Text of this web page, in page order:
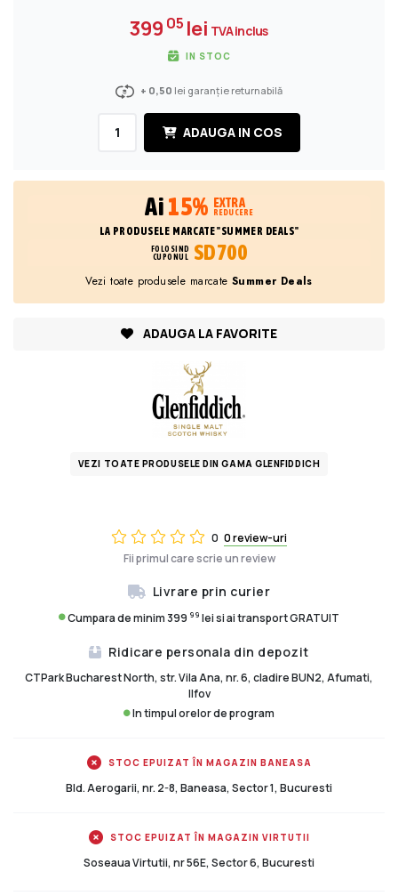
0 0 review-uri
Fii primul care scrie un review
Livrare prin curier
Cumpara de minim 399 99 lei si ai transport GRATUIT
Ridicare personala din depozit
CTPark Bucharest North, str. Vila Ana, nr. 6, cladire BUN2, Afumati,
Ilfov
In timpul orelor de program
STOC EPUIZAT ÎN MAGAZIN BANEASA
Bld. Aerogarii, nr. 2-8, Baneasa, Sector 1, Bucuresti
STOC EPUIZAT ÎN MAGAZIN VIRTUTII
Soseaua Virtutii, nr 56E, Sector 6, Bucuresti
399 05lei TVA inclus
IN STOC
+ 0,50 lei garanție returnabilă
ADAUGA IN COS
Ai15% EXTRA
REDUCERE
LA PRODUSELE MARCATE "SUMMER DEALS"
FOLOSIND
CUPONUL
SD700
Vezi toate produsele marcate Summer Deals
ADAUGA LA FAVORITE
VEZI TOATE PRODUSELE DIN GAMA GLENFIDDICH